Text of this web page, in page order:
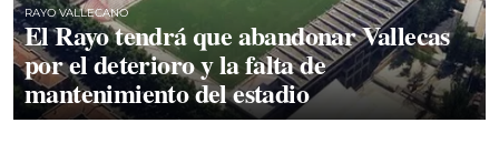
RAYO VALLECANO
El Rayo tendrá que abandonar Vallecas
por el deterioro y la falta de
mantenimiento del estadio